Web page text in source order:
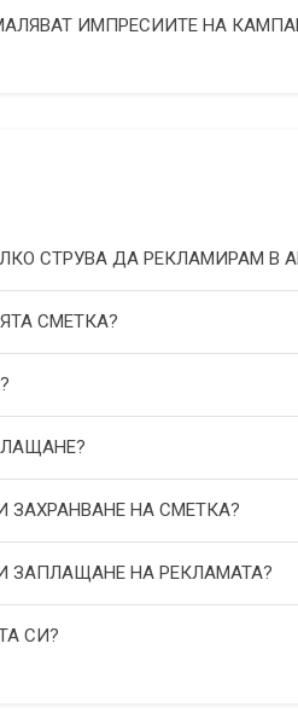
ИМПРЕСИИТЕ НА
СТРУВА ДА РЕКЛАМИРАМ В
СМЕТКА?
НА СМЕТКА?
НА РЕКЛАМАТА?
СИ?